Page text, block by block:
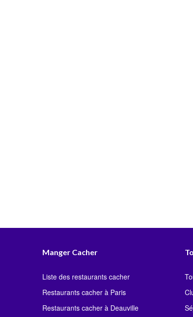
Manger Cacher
Liste des restaurants cacher
Restaurants cacher à Paris
Restaurants cacher à Deauville